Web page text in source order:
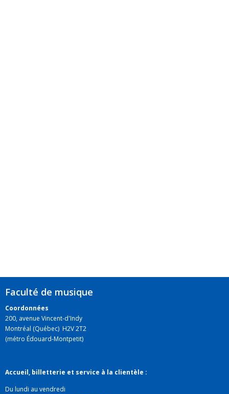
Faculté de musique
Coordonnées
200, avenue Vincent-d'Indy
Montréal (Québec) H2V 2T2
(métro Édouard-Montpetit)
Accueil, billetterie et service à la clientèle :
Du lundi au vendredi